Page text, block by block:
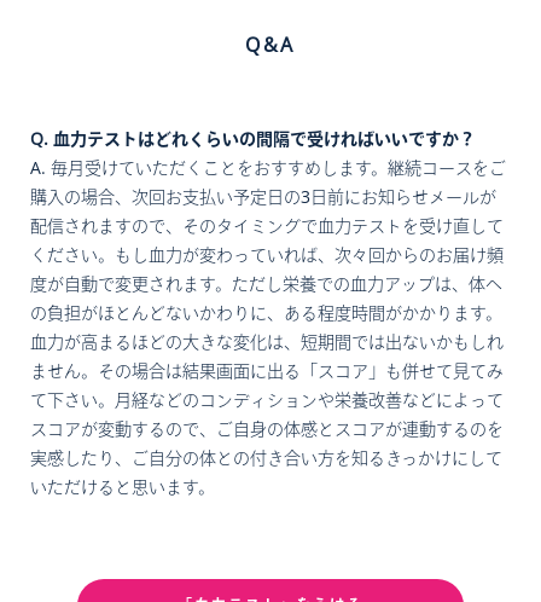
Q&A
Q. 血力テストはどれくらいの間隔で受ければいいですか？
A. 毎月受けていただくことをおすすめします。継続コースをご
購入の場合、次回お支払い予定日の3日前にお知らせメールが
配信されますので、そのタイミングで血力テストを受け直して
ください。もし血力が変わっていれば、次々回からのお届け頻
度が自動で変更されます。ただし栄養での血力アップは、体へ
の負担がほとんどないかわりに、ある程度時間がかかります。
血力が高まるほどの大きな変化は、短期間では出ないかもしれ
ません。その場合は結果画面に出る「スコア」も併せて見てみ
て下さい。月経などのコンディションや栄養改善などによって
スコアが変動するので、ご自身の体感とスコアが連動するのを
実感したり、ご自分の体との付き合い方を知るきっかけにして
いただけると思います。